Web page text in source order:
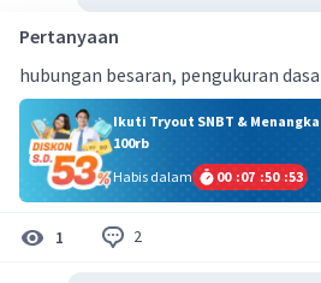
Pertanyaan
hubungan besaran, pengukuran
Ikuti Tryout SNBT &
100rb
Habis dalam
00 :07 :50 :52
1 2